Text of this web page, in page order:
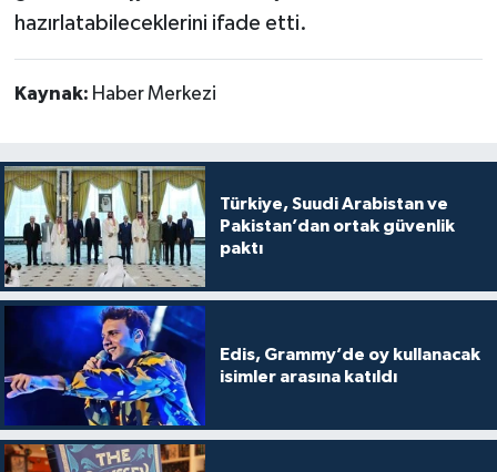
hazırlatabileceklerini ifade etti.
Kaynak: Haber Merkezi
Türkiye, Suudi Arabistan ve
Pakistan’dan ortak güvenlik
paktı
Edis, Grammy’de oy kullanacak
isimler arasına katıldı